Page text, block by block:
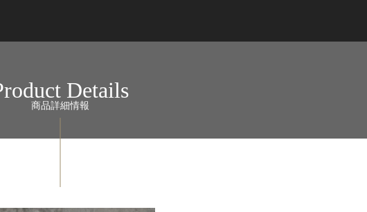
Details
商品詳細情報